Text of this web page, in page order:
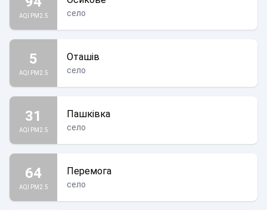
AQI PM2.5 село
5
AQI PM2.5
Оташів
село
31
AQI PM2.5
Пашківка
село
64
AQI PM2.5
Перемога
село